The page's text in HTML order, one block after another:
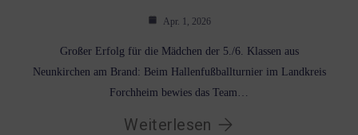
Apr. 1, 2026
Großer Erfolg für die Mädchen der 5./6. Klassen aus
Neunkirchen am Brand: Beim Hallenfußballturnier im Landkreis
Forchheim bewies das Team…
Weiterlesen